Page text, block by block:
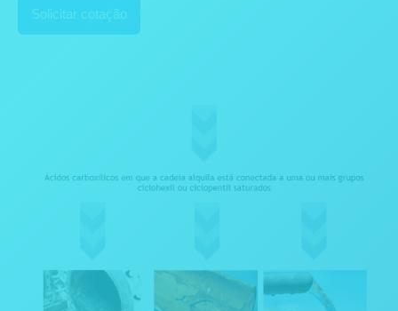
Solicitar cotação